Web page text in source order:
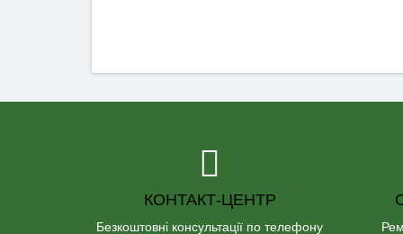
КОНТАКТ-ЦЕНТР
Безкоштовні консультації по телефону